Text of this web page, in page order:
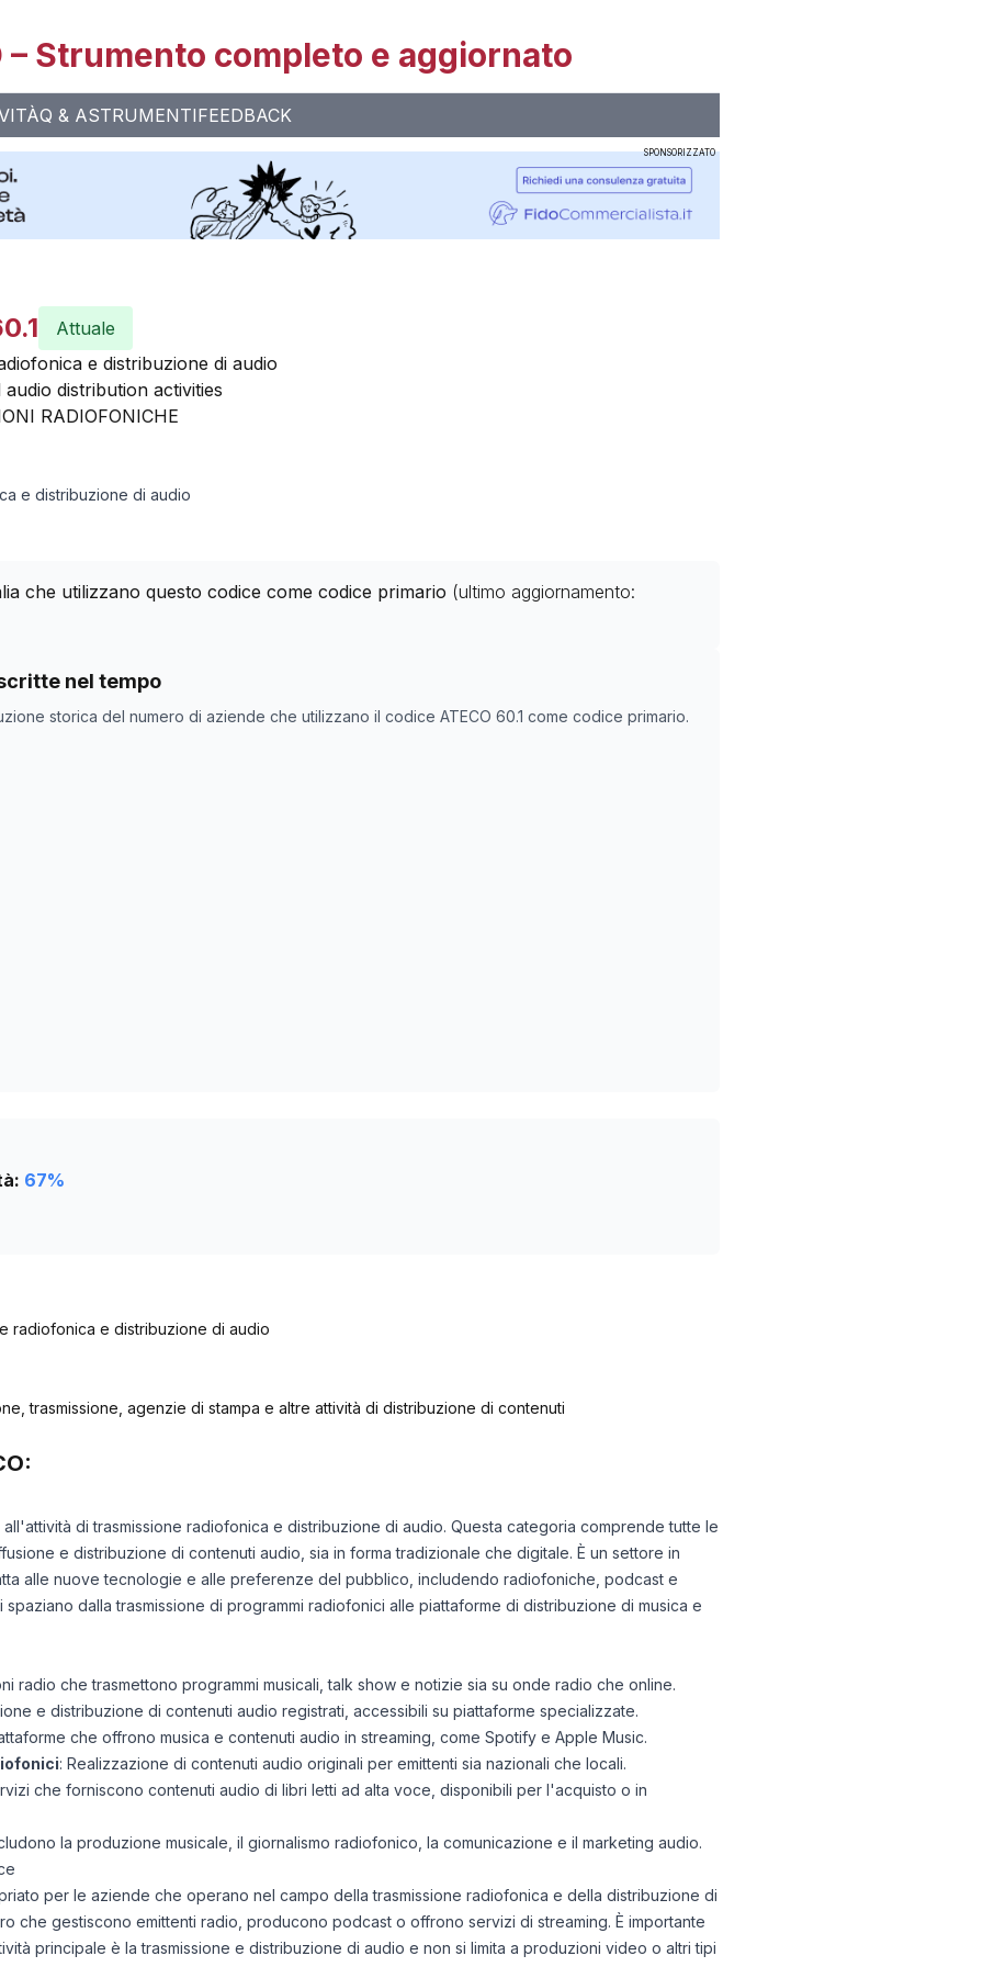
– Strumento completo e aggiornato
Q & ASTRUMENTIFEEDBACK
SPONSORIZZATO
Attuale
e distribuzione di audio
distribution activities
RADIOFONICHE
e distribuzione di audio
che utilizzano questo codice come codice primario (ultimo aggiornamento:
nel tempo
storica del numero di aziende che utilizzano il codice ATECO 60.1 come codice primario.
con codice ATECO
Numero aziende
67%
radiofonica e distribuzione di audio
trasmissione, agenzie di stampa e altre attività di distribuzione di contenuti
all'attività di trasmissione radiofonica e distribuzione di audio. Questa categoria comprende tutte le
e distribuzione di contenuti audio, sia in forma tradizionale che digitale. È un settore in
alle nuove tecnologie e alle preferenze del pubblico, includendo radiofoniche, podcast e
dalla trasmissione di programmi radiofonici alle piattaforme di distribuzione di musica e
radio che trasmettono programmi musicali, talk show e notizie sia su onde radio che online.
e distribuzione di contenuti audio registrati, accessibili su piattaforme specializzate.
che offrono musica e contenuti audio in streaming, come Spotify e Apple Music.
: Realizzazione di contenuti audio originali per emittenti sia nazionali che locali.
che forniscono contenuti audio di libri letti ad alta voce, disponibili per l'acquisto o in
la produzione musicale, il giornalismo radiofonico, la comunicazione e il marketing audio.
per le aziende che operano nel campo della trasmissione radiofonica e della distribuzione di
che gestiscono emittenti radio, producono podcast o offrono servizi di streaming. È importante
principale è la trasmissione e distribuzione di audio e non si limita a produzioni video o altri tipi